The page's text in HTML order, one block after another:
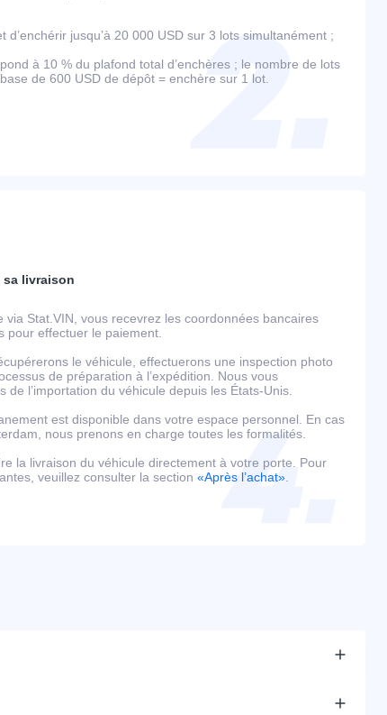
jusqu’à 20 000 USD sur 3 lots simultanément ;
à 10 % du plafond total d’enchères ; le nombre de lots
de 600 USD de dépôt = enchère sur 1 lot.
sa livraison
Stat.VIN, vous recevrez les coordonnées bancaires
pour effectuer le paiement.
le véhicule, effectuerons une inspection photo
de préparation à l’expédition. Nous vous
l’importation du véhicule depuis les États-Unis.
est disponible dans votre espace personnel. En cas
nous prenons en charge toutes les formalités.
la livraison du véhicule directement à votre porte. Pour
veuillez consulter la section «Après l’achat»